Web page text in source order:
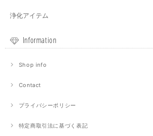
浄化アイテム
Information
Shop info
Contact
プライバシーポリシー
特定商取引法に基づく表記